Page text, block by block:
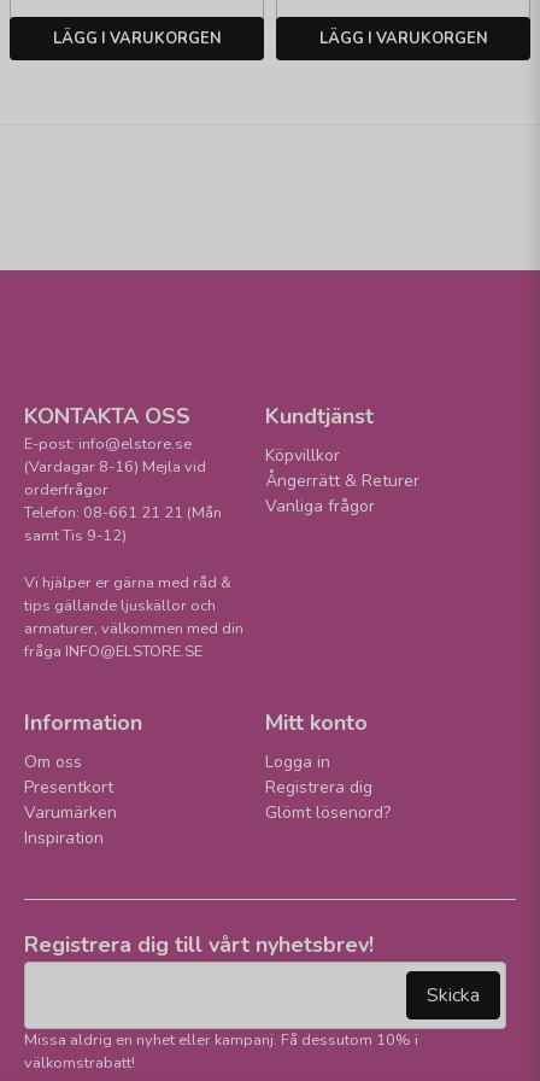
LÄGG I VARUKORGEN LÄGG I VARUKORGEN
KONTAKTA OSS
E-post: info@elstore.se
(Vardagar 8-16) Mejla vid
orderfrågor
Telefon: 08-661 21 21 (Mån
samt Tis 9-12)
Vi hjälper er gärna med råd &
tips gällande ljuskällor och
armaturer, välkommen med din
fråga INFO@ELSTORE.SE
Kundtjänst
Köpvillkor
Ångerrätt & Returer
Vanliga frågor
Information
Om oss
Presentkort
Varumärken
Inspiration
Mitt konto
Logga in
Registrera dig
Glömt lösenord?
Registrera dig till vårt nyhetsbrev!
Skicka
Missa aldrig en nyhet eller kampanj. Få dessutom 10% i
välkomstrabatt!